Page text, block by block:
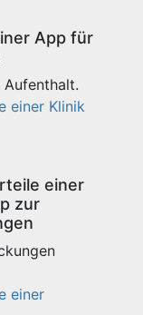
App für
Aufenthalt.
einer Klinik
einer
zur
einer